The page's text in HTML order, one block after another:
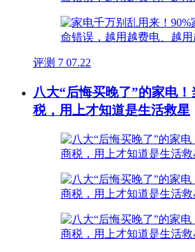
评测 7 07.22
八大“后悔买晚了”的家电
税，用上才知道是生活救星